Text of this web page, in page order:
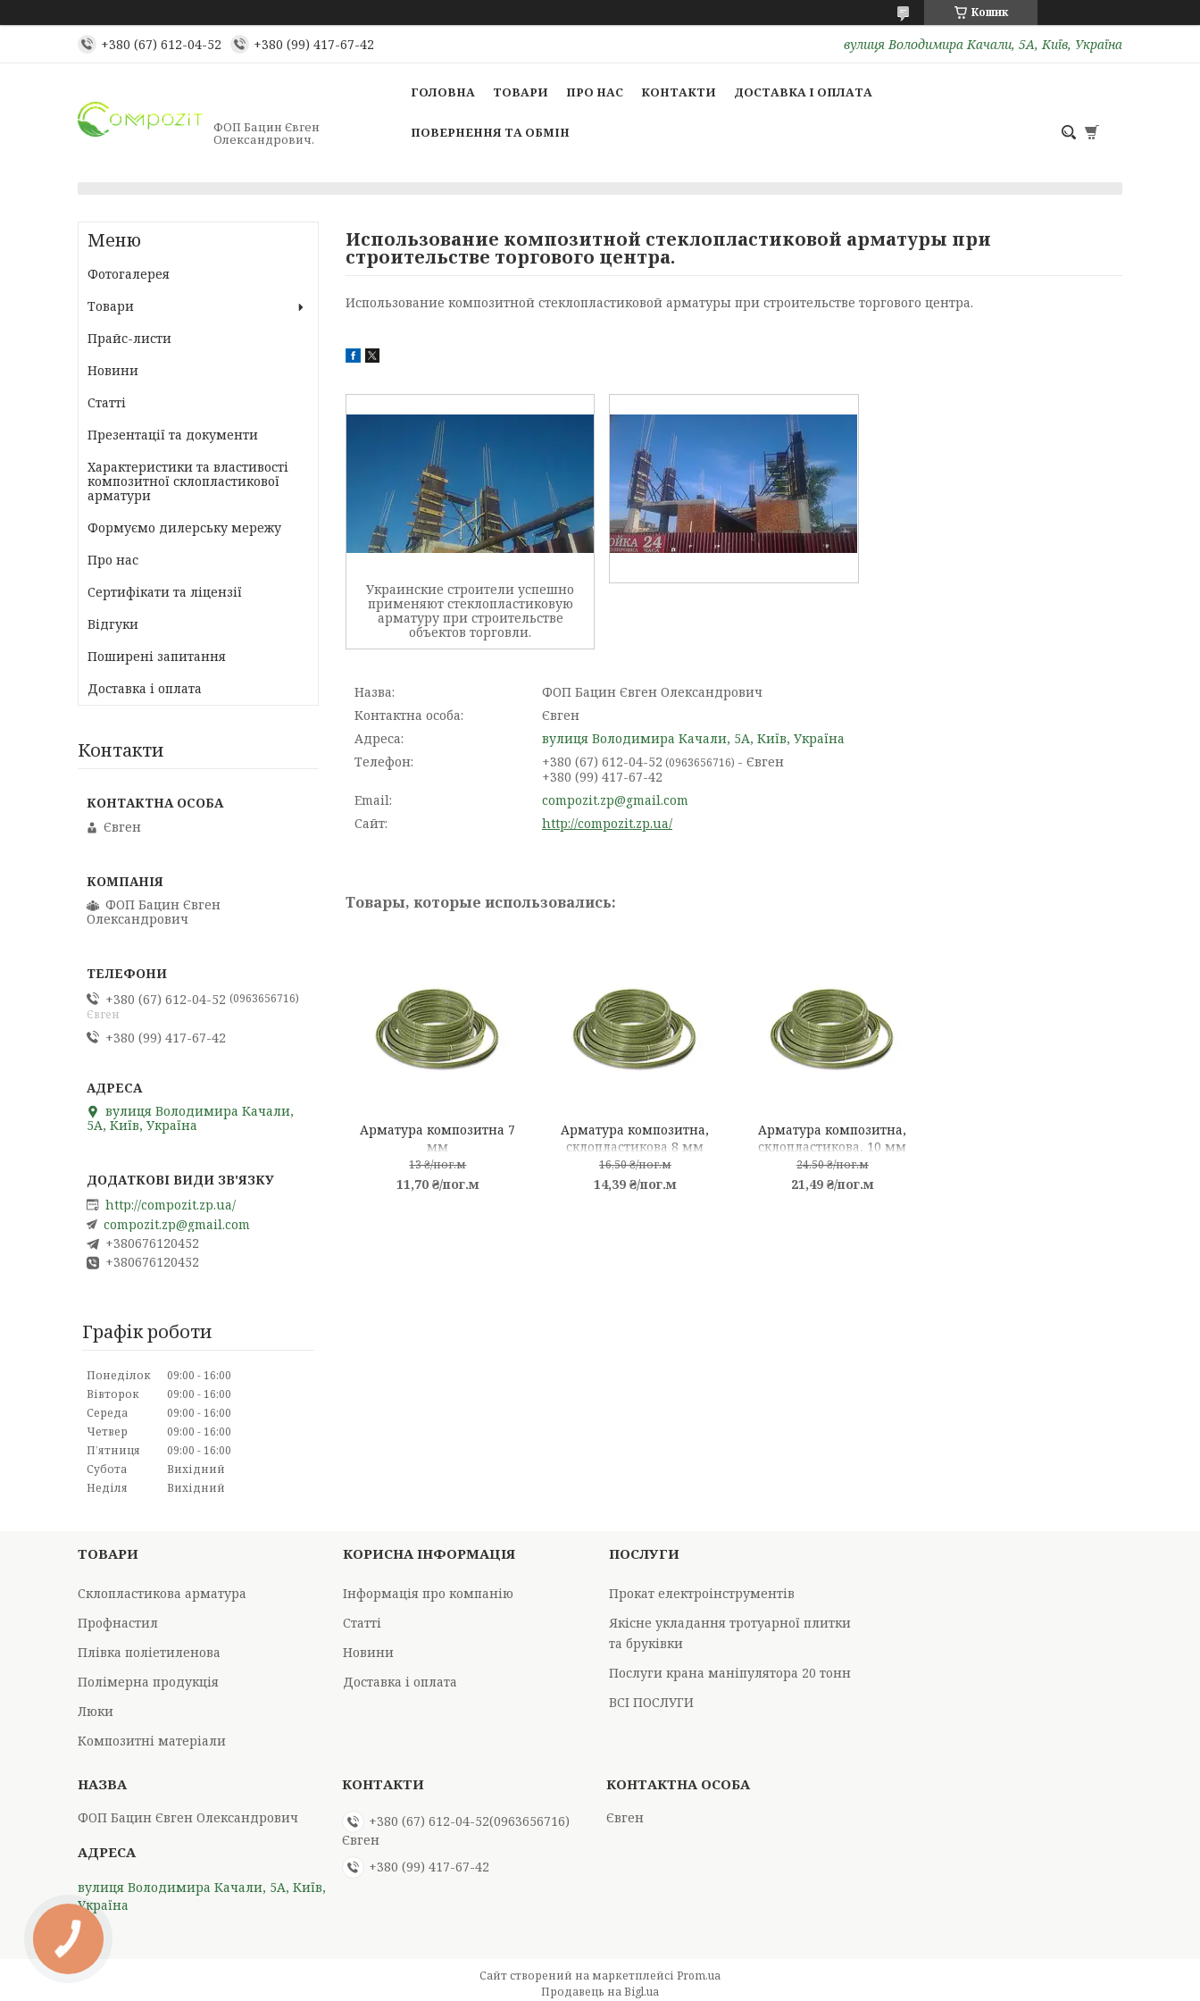
Кошик
+380 (67) 612-04-52 +380 (99) 417-67-42 вулиця Володимира Качали, 5А, Київ, Україна
ФОП Бацин Євген
Олександрович.
ГОЛОВНА ТОВАРИ ПРО НАС КОНТАКТИ ДОСТАВКА І ОПЛАТА
ПОВЕРНЕННЯ ТА ОБМІН
Использование композитной стеклопластиковой арматуры при
строительстве торгового центра.
Использование композитной стеклопластиковой арматуры при строительстве торгового центра.
Украинские строители успешно
применяют стеклопластиковую
арматуру при строительстве
объектов торговли.
ФОП Бацин Євген Олександрович
Євген
вулиця Володимира Качали, 5А, Київ, Україна
+380 (67) 612-04-52 0963656716
Євген
+380 (99) 417-67-42
compozit.zp@gmail.com
http://compozit.zp.ua/
Арматура композитна 7
мм
13 ₴/пог.м
11,70 ₴/пог.м
Арматура композитна,
склопластикова 8 мм
16,50 ₴/пог.м
14,39 ₴/пог.м
Арматура композитна,
склопластикова, 10 мм
24,50 ₴/пог.м
21,49 ₴/пог.м
Фотогалерея
Товари
Прайс-листи
Новини
Статті
Презентації та документи
Характеристики та властивості
композитної склопластикової
арматури
Формуємо дилерську мережу
Про нас
Сертифікати та ліцензії
Відгуки
Поширені запитання
Доставка і оплата
Контакти
Євген
ФОП Бацин Євген
Олександрович
+380 (67) 612-04-52 0963656716
Євген
+380 (99) 417-67-42
вулиця Володимира Качали,
5А, Київ, Україна
http://compozit.zp.ua/
compozit.zp@gmail.com
+380676120452
+380676120452
Графік роботи
Понеділок 09:00
16:00
Вівторок
09:00
16:00
Середа
09:00
16:00
Четвер
09:00
16:00
Пʼятниця
09:00
16:00
Субота
Вихідний
Неділя
Вихідний
ТОВАРИ
Склопластикова арматура
Профнастил
Плівка поліетиленова
Полімерна продукція
Люки
Композитні матеріали
КОРИСНА ІНФОРМАЦІЯ
Інформація про компанію
Статті
Новини
Доставка і оплата
ПОСЛУГИ
Прокат електроінструментів
Якісне укладання тротуарної плитки
та бруківки
Послуги крана маніпулятора 20 тонн
ВСІ ПОСЛУГИ
ФОП Бацин Євген Олександрович
вулиця Володимира Качали, 5А, Київ,
Україна
+380 (67) 612-04-52 0963656716
Євген
+380 (99) 417-67-42
Євген
Сайт створений на маркетплейсі Prom.ua
Продавець на Bigl.ua